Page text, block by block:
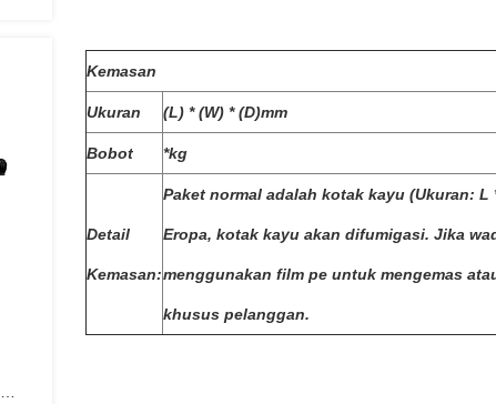
Kemasan
Ukuran (L) * (W) * (D)mm
Bobot *kg
Detail
Kemasan:
Paket normal adalah kotak kayu (Ukuran: L
Eropa, kotak kayu akan difumigasi. Jika
menggunakan film pe untuk mengemas
khusus pelanggan.